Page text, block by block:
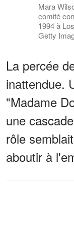
Mara
comité
1994 à
Getty
La percée
inattendue.
"Madame
une
rôle
aboutir à